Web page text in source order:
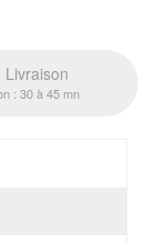
Livraison
: 30 à 45 mn